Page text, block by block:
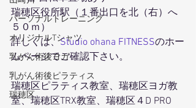
パーソナルトレーニング
オリジナルTシャツ
乳がん術後ヨガ
乳がん術後ピラティス
瑞穂区
瑞穂区役所駅（１番出口を北（右）へ
５０ｍ）
詳しくは、Studio ohana FITNESSのホー
ムページでご確認下さい。
瑞穂区ピラティス教室、瑞穂区ヨガ教
室、瑞穂区TRX教室、瑞穂区４D PRO